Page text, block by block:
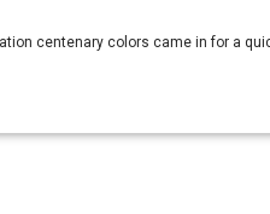
centenary colors came in for a